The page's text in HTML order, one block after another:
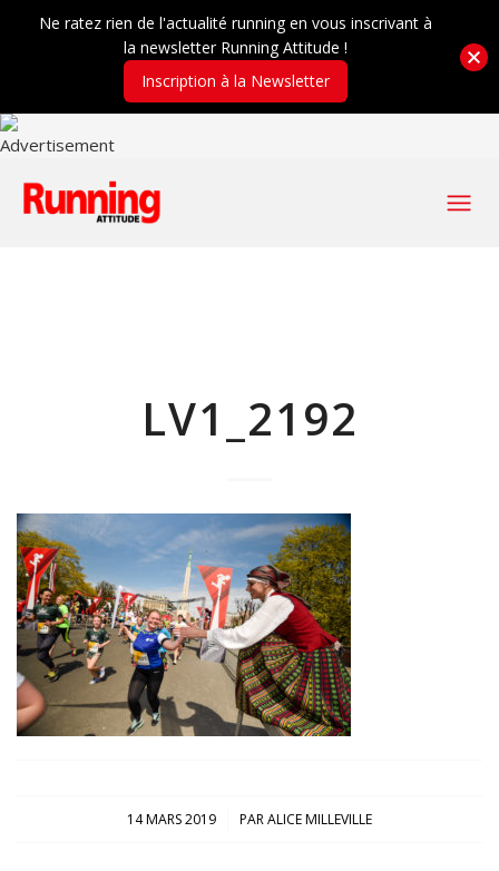
LV1_2192
14 MARS 2019
/ PARALICE MILLEVILLE
Ne ratez rien de l'actualité running en vous inscrivant à
la newsletter Running Attitude !
Inscription à la Newsletter